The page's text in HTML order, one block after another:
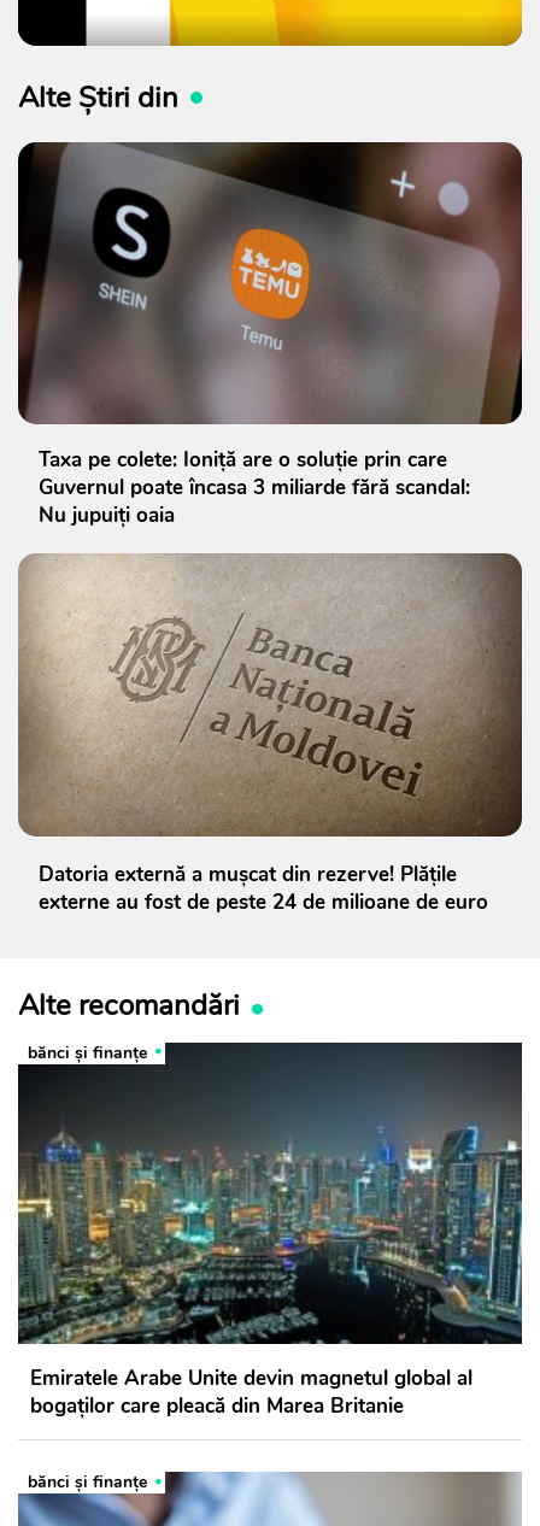
Alte Știri din
Taxa pe colete: Ioniță are o soluție prin care
Guvernul poate încasa 3 miliarde fără scandal:
Nu jupuiți oaia
Datoria externă a mușcat din rezerve! Plățile
externe au fost de peste 24 de milioane de euro
Alte recomandări
bănci şi finanţe
Emiratele Arabe Unite devin magnetul global al
bogaților care pleacă din Marea Britanie
bănci şi finanţe